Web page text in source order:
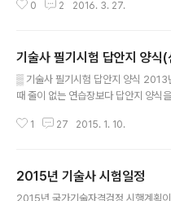
을 분석해보는 것은 꼭 필요한 절차이고
뜸하게 나오는 문제들 중에 유력한 액
에는 불을 막아야 하는 방화문이 그러지
가 되었씁니다.http://
심사낙찰제 : 2016년 부터 300억원
니다.http://www.gigumi.com/544
0 2 2016. 3. 27.
기술사 필기시험 답안지 양식(
▒ 기술사 필기시험 답안지 양식 2013
때 줄이 없는 연습장보다 답안지 양식
1 27 2015. 1. 10.
2015년 기술사 시험일정
2015년 국가기술자격검정 시행계획